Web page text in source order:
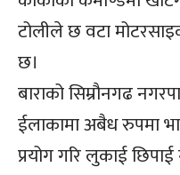
टोलीले छ वटा
छ।
बाराको सिम्रौनगढ
ईलाकामा अबैध रुपमा
प्रयोग गरि लुकाई